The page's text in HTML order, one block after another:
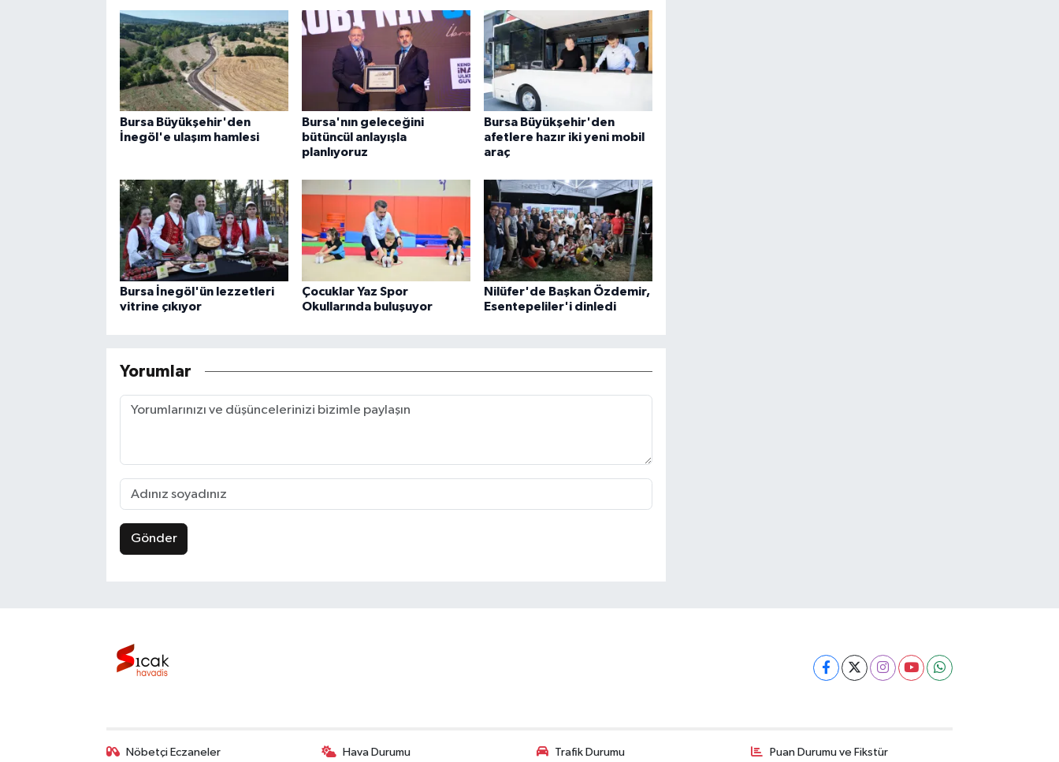
Bursa Büyükşehir'den
İnegöl'e ulaşım hamlesi
Bursa'nın geleceğini
bütüncül anlayışla
planlıyoruz
Bursa Büyükşehir'den
afetlere hazır iki yeni mobil
araç
Bursa İnegöl'ün lezzetleri
vitrine çıkıyor
Çocuklar Yaz Spor
Okullarında buluşuyor
Nilüfer'de Başkan Özdemir,
Esentepeliler'i dinledi
Yorumlar
Gönder
Nöbetçi Eczaneler Hava Durumu Trafik Durumu Puan Durumu ve Fikstür